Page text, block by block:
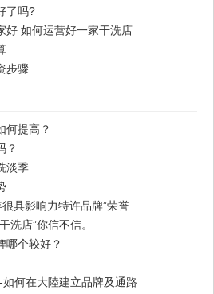
了吗?
好 如何运营好一家干洗店
步骤
何提高？
？
淡季
具影响力特许品牌”荣誉
洗店”你信不信。
哪个较好？
何在大陸建立品牌及通路